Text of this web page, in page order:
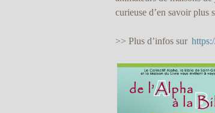
curieuse d’en savoir plus
>> Plus d’infos sur